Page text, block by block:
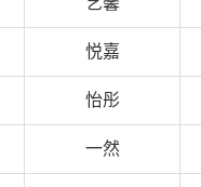
悦嘉
怡彤
一然